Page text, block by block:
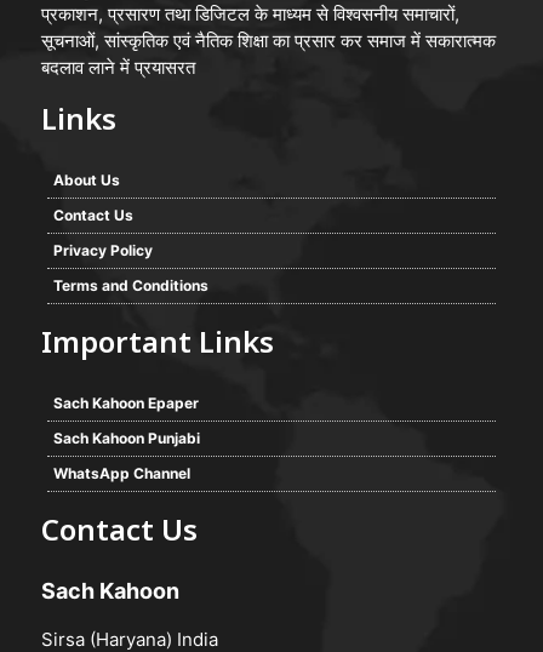
प्रकाशन, प्रसारण तथा डिजिटल के माध्यम से विश्वसनीय समाचारों,
सूचनाओं, सांस्कृतिक एवं नैतिक शिक्षा का प्रसार कर समाज में सकारात्मक
बदलाव लाने में प्रयासरत
Links
About Us
Contact Us
Privacy Policy
Terms and Conditions
Important Links
Sach Kahoon Epaper
Sach Kahoon Punjabi
WhatsApp Channel
Contact Us
Sach Kahoon
Sirsa (Haryana) India